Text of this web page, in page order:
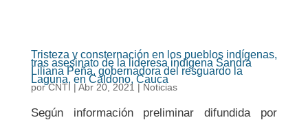
Tristeza y consternación en los pueblos indígenas,
tras asesinato de la lideresa indígena Sandra
Liliana Peña, gobernadora del resguardo la
Laguna, en Caldono, Cauca
porCNTI |Abr 20, 2021 |Noticias
Según información preliminar difundida por